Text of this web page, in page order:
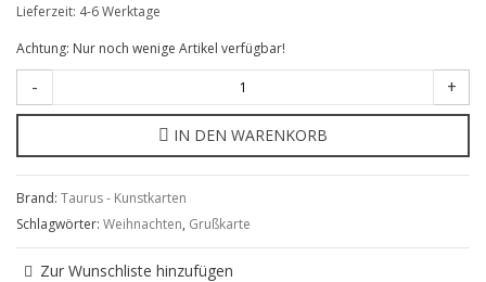
Lieferzeit: 4-6 Werktage
Achtung: Nur noch wenige Artikel verfügbar!
- +
IN DEN WARENKORB
Brand: Taurus - Kunstkarten
Schlagwörter: Weihnachten, Grußkarte
Zur Wunschliste hinzufügen